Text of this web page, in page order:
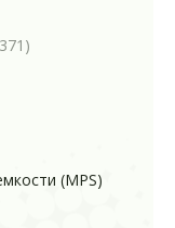
(MPS)